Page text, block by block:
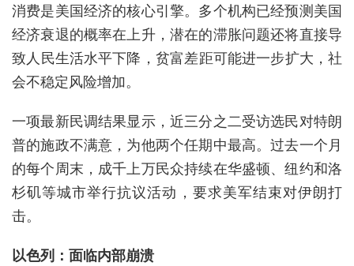
消费是美国经济的核心引擎。多个机构已经预测美国
经济衰退的概率在上升，潜在的滞胀问题还将直接导
致‌人民生活水平下降‌，贫富差距可能进一步扩大，社
会不稳定风险增加。‌
一项最新民调结果显示，近三分之二受访选民对特朗
普的施政不满意，为他两个任期中最高。过去一个月
的每个周末，成千上万民众持续在华盛顿、纽约和洛
杉矶等城市举行抗议活动，要求美军结束对伊朗打
击。
以色列：面临内部崩溃